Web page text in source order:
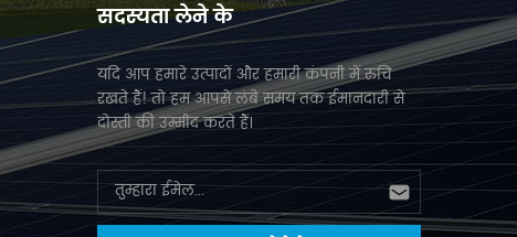
सदस्यता लेने के
यदि आप हमारे उत्पादों और हमारी कंपनी में रुचि
रखते हैं! तो हम आपसे लंबे समय तक ईमानदारी से
दोस्ती की उम्मीद करते हैं।